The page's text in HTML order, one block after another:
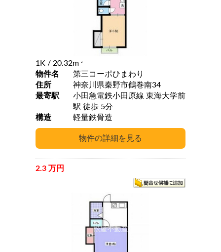
1K / 20.32m 2
物件名
第三コーポひまわり
住所
神奈川県秦野市鶴巻南34
最寄駅
小田急電鉄小田原線 東海大学前
駅 徒歩 5分
構造
軽量鉄骨造
2.3 万円